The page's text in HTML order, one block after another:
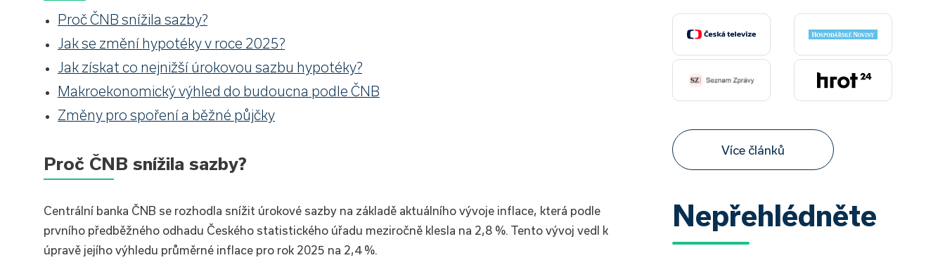
Proč ČNB snížila sazby?
Jak se změní hypotéky v roce 2025?
Jak získat co nejnižší úrokovou sazbu hypotéky?
Makroekonomický výhled do budoucna podle ČNB
Změny pro spoření a běžné půjčky
Proč ČNB snížila sazby?
Centrální banka ČNB se rozhodla snížit úrokové sazby na základě aktuálního vývoje inflace, která podle
prvního předběžného odhadu Českého statistického úřadu meziročně klesla na 2,8 %. Tento vývoj vedl k
úpravě jejího výhledu průměrné inflace pro rok 2025 na 2,4 %.
Více článků
Nepřehlédněte